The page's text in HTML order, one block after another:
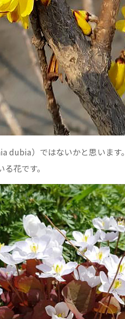
dubia）ではないかと思いま
花です。